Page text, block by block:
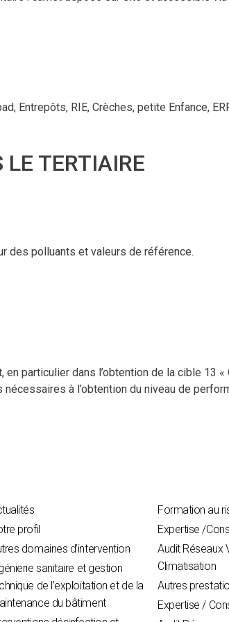
Entrepôts, RIE, Crèches, petite Enfance,
TERTIAIRE
des polluants et valeurs de référence.
particulier dans l’obtention de la cible 13 «
à l’obtention du niveau de
profil
domaines d’intervention
sanitaire et gestion
de l’exploitation et de la
du bâtiment
Formation au
Expertise /
Audit Réseaux
Climatisation
Autres
Expertise /